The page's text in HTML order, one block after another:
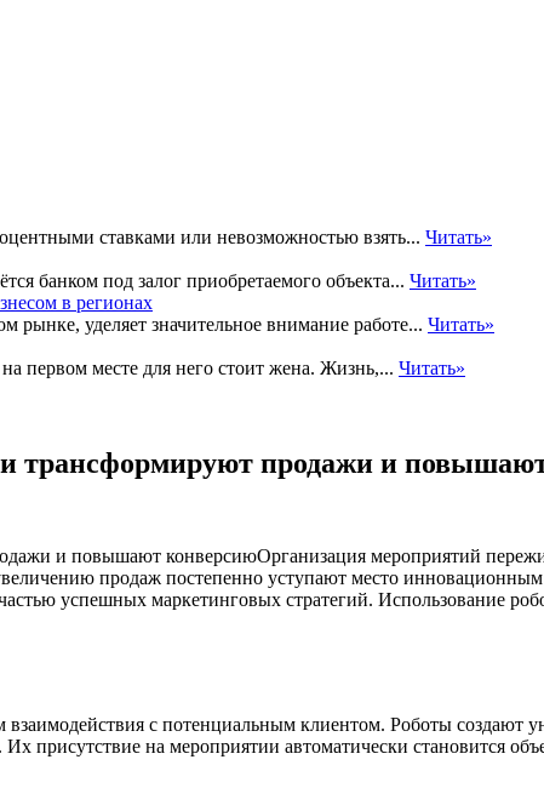
ставками или невозможностью взять... Читать»
банком под залог приобретаемого объекта... Читать»
рынке, уделяет значительное внимание работе... Читать»
первом месте для него стоит жена. Жизнь,... Читать»
трансформируют продажи и
Организация мероприятий
продаж постепенно уступают место
успешных маркетинговых стратегий. Использование
с потенциальным клиентом. Роботы создают
присутствие на мероприятии автоматически становится